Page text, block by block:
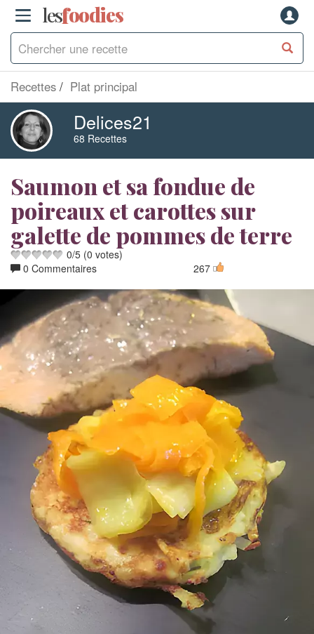
lesfoodies
Recettes Plat principal
Delices21
68 Recettes
Saumon et sa fondue de
poireaux et carottes sur
galette de pommes de terre
0/5 (0 votes)
0 Commentaires
267